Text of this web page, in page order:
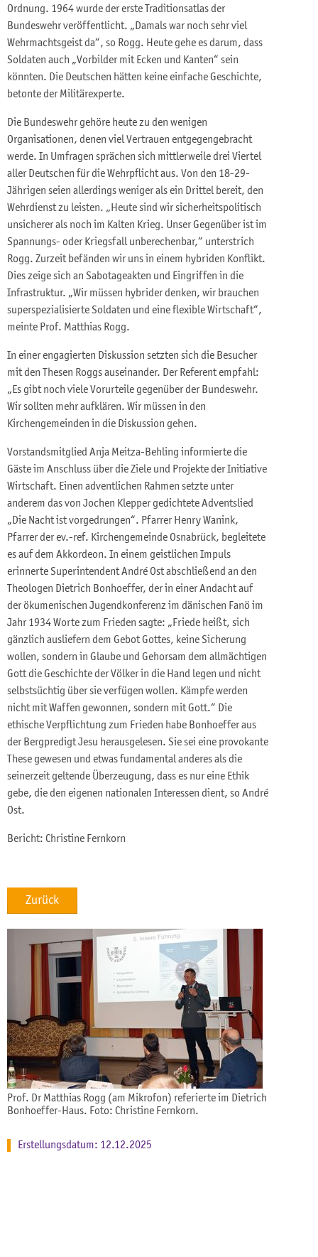
Ordnung. 1964 wurde der erste Traditionsatlas der
Bundeswehr veröffentlicht. „Damals war noch sehr viel
Wehrmachtsgeist da“, so Rogg. Heute gehe es darum, dass
Soldaten auch „Vorbilder mit Ecken und Kanten“ sein
könnten. Die Deutschen hätten keine einfache Geschichte,
betonte der Militärexperte.
Die Bundeswehr gehöre heute zu den wenigen
Organisationen, denen viel Vertrauen entgegengebracht
werde. In Umfragen sprächen sich mittlerweile drei Viertel
aller Deutschen für die Wehrpflicht aus. Von den 18-29-
Jährigen seien allerdings weniger als ein Drittel bereit, den
Wehrdienst zu leisten. „Heute sind wir sicherheitspolitisch
unsicherer als noch im Kalten Krieg. Unser Gegenüber ist im
Spannungs- oder Kriegsfall unberechenbar,“ unterstrich
Rogg. Zurzeit befänden wir uns in einem hybriden Konflikt.
Dies zeige sich an Sabotageakten und Eingriffen in die
Infrastruktur. „Wir müssen hybrider denken, wir brauchen
superspezialisierte Soldaten und eine flexible Wirtschaft“,
meinte Prof. Matthias Rogg.
In einer engagierten Diskussion setzten sich die Besucher
mit den Thesen Roggs auseinander. Der Referent empfahl:
„Es gibt noch viele Vorurteile gegenüber der Bundeswehr.
Wir sollten mehr aufklären. Wir müssen in den
Kirchengemeinden in die Diskussion gehen.
Vorstandsmitglied Anja Meitza-Behling informierte die
Gäste im Anschluss über die Ziele und Projekte der Initiative
Wirtschaft. Einen adventlichen Rahmen setzte unter
anderem das von Jochen Klepper gedichtete Adventslied
„Die Nacht ist vorgedrungen“. Pfarrer Henry Wanink,
Pfarrer der ev.-ref. Kirchengemeinde Osnabrück, begleitete
es auf dem Akkordeon. In einem geistlichen Impuls
erinnerte Superintendent André Ost abschließend an den
Theologen Dietrich Bonhoeffer, der in einer Andacht auf
der ökumenischen Jugendkonferenz im dänischen Fanö im
Jahr 1934 Worte zum Frieden sagte: „Friede heißt, sich
gänzlich ausliefern dem Gebot Gottes, keine Sicherung
wollen, sondern in Glaube und Gehorsam dem allmächtigen
Gott die Geschichte der Völker in die Hand legen und nicht
selbstsüchtig über sie verfügen wollen. Kämpfe werden
nicht mit Waffen gewonnen, sondern mit Gott.“ Die
ethische Verpflichtung zum Frieden habe Bonhoeffer aus
der Bergpredigt Jesu herausgelesen. Sie sei eine provokante
These gewesen und etwas fundamental anderes als die
seinerzeit geltende Überzeugung, dass es nur eine Ethik
gebe, die den eigenen nationalen Interessen dient, so André
Ost.
Bericht: Christine Fernkorn
Zurück
Prof. Dr Matthias Rogg (am Mikrofon) referierte im Dietrich
Bonhoeffer-Haus. Foto: Christine Fernkorn.
Erstellungsdatum: 12.12.2025